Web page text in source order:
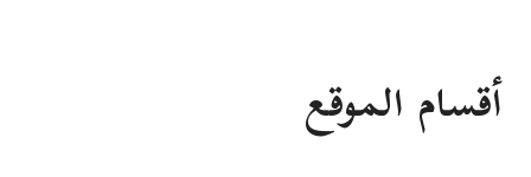
أقسام الموقع